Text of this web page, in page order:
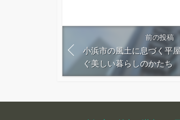
前の投稿
小浜市の風土に息づく平
ぐ美しい暮らしのかたち